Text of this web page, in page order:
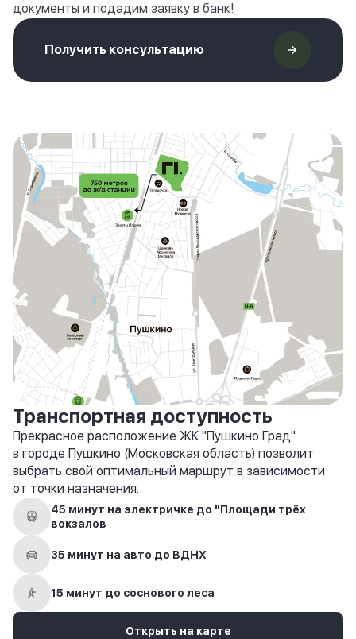
документы и подадим заявку в банк!
Получить консультацию
Транспортная доступность
Прекрасное расположение ЖК "Пушкино Град"
в городе Пушкино (Московская область) позволит
выбрать свой оптимальный маршрут в зависимости
от точки назначения.
45 минут на электричке до "Площади трёх
вокзалов
35 минут на авто до ВДНХ
15 минут до соснового леса
Открыть на карте